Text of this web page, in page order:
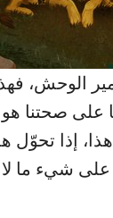
الوحش،
على صحتنا
إذا تحوّل
شيء ما لا